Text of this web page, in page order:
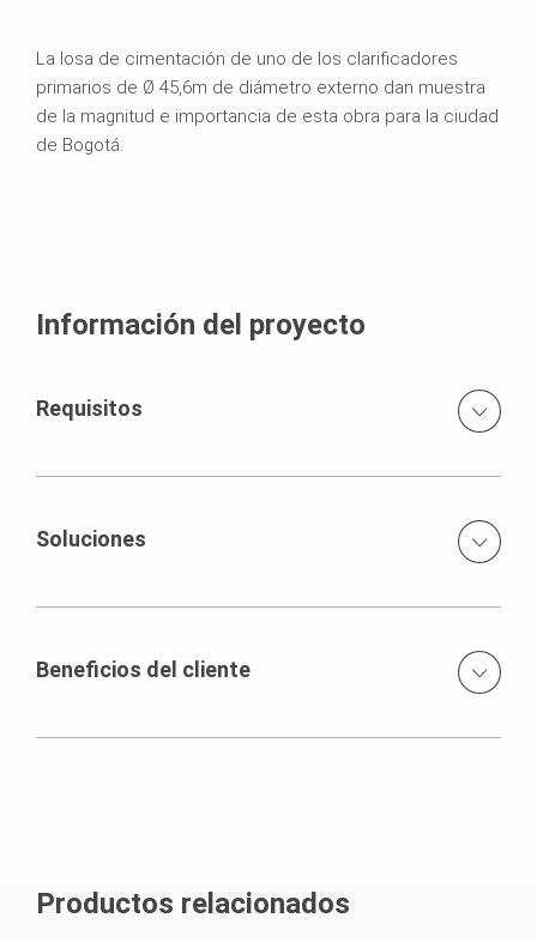
La losa de cimentación de uno de los clarificadores
primarios de Ø 45,6m de diámetro externo dan muestra
de la magnitud e importancia de esta obra para la ciudad
de Bogotá.
Información del proyecto
Requisitos
secundarios que en total suman 1250m², así como
Soluciones
Beneficios del cliente
Productos relacionados